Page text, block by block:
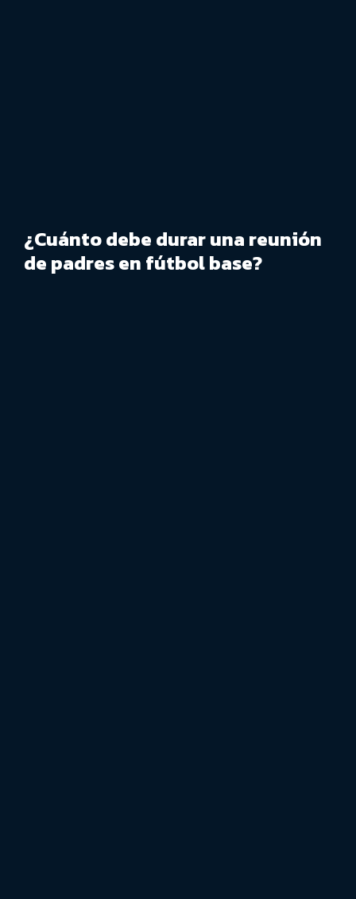
¿Cuánto debe durar una reunión
de padres en fútbol base?